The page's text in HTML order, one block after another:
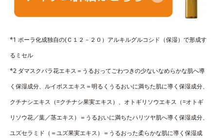
*1 ポーラ化成独自の(Ｃ１２－２０）アルキルグルコシド（保湿）で形成す
るミセル
*2 ダマスクバラ花エキス＝うるおってごわつきの少ないなめらかな肌へ導
く保湿成分、ルイボスエキス＝明るくうるおいに満ちた肌に導く保湿成分、
クチナシエキス（=クチナシ果実エキス）、オトギリソウエキス（=オトギ
リソウ花／葉／茎エキス）＝うるおいに満ちたハリツヤ肌へ導く保湿成分、
ユズセラミド（＝ユズ果実エキス）＝うるおった柔らかな肌に導く保湿成